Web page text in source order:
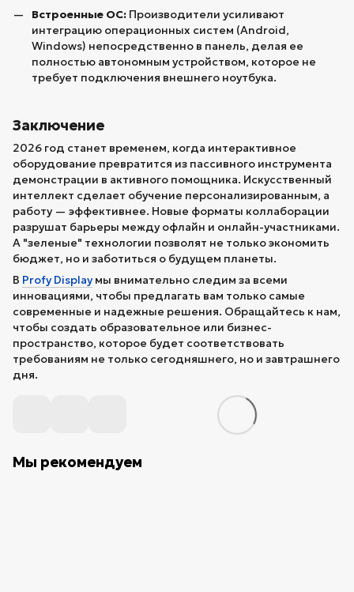
Встроенные ОС: Производители усиливают
интеграцию операционных систем (Android,
Windows) непосредственно в панель, делая ее
полностью автономным устройством, которое не
требует подключения внешнего ноутбука.
Заключение
2026 год станет временем, когда интерактивное
оборудование превратится из пассивного инструмента
демонстрации в активного помощника. Искусственный
интеллект сделает обучение персонализированным, а
работу — эффективнее. Новые форматы коллаборации
разрушат барьеры между офлайн и онлайн-участниками.
А "зеленые" технологии позволят не только экономить
бюджет, но и заботиться о будущем планеты.
В Profy Displayмы внимательно следим за всеми
инновациями, чтобы предлагать вам только самые
современные и надежные решения. Обращайтесь к нам,
чтобы создать образовательное или бизнес-
пространство, которое будет соответствовать
требованиям не только сегодняшнего, но и завтрашнего
дня.
Мы рекомендуем